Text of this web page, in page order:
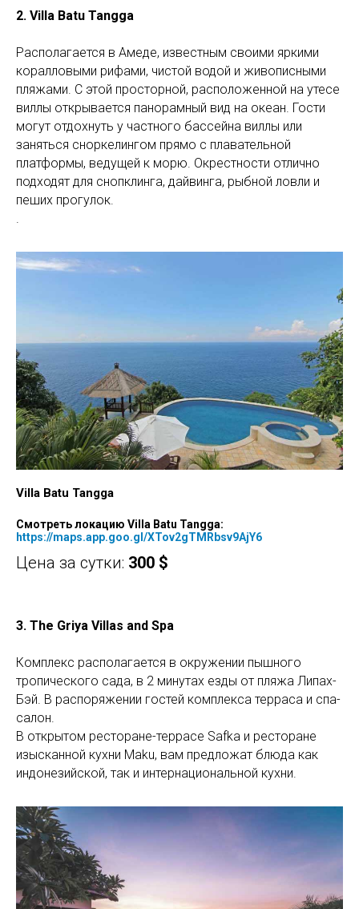
2. Villa Batu Tangga
Располагается в Амеде, известным своими яркими
коралловыми рифами, чистой водой и живописными
пляжами. С этой просторной, расположенной на утесе
виллы открывается панорамный вид на океан. Гости
могут отдохнуть у частного бассейна виллы или
заняться сноркелингом прямо с плавательной
платформы, ведущей к морю. Окрестности отлично
подходят для снопклинга, дайвинга, рыбной ловли и
пеших прогулок.
.
Villa Batu Tangga
Смотреть локацию Villa Batu Tangga:
https://maps.app.goo.gl/XTov2gTMRbsv9AjY6
Цена за сутки: 300 $
3. The Griya Villas and Spa
Комплекс располагается в окружении пышного
тропического сада, в 2 минутах езды от пляжа Липах-
Бэй. В распоряжении гостей комплекса терраса и спа-
салон.
В открытом ресторане-террасе Safka и ресторане
изысканной кухни Maku, вам предложат блюда как
индонезийской, так и интернациональной кухни.